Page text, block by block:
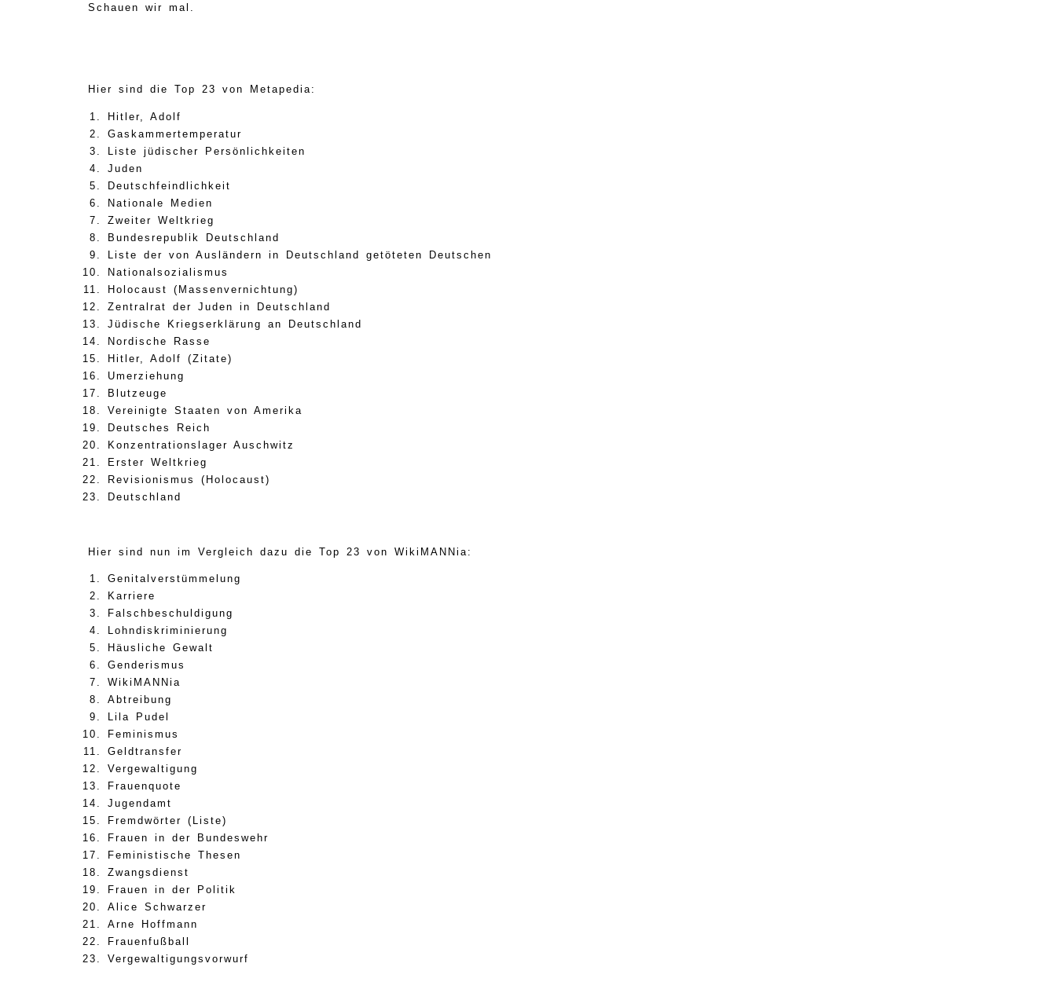
Schauen wir mal.
Hier sind die Top 23 von Metapedia:
Hitler, Adolf
Gaskammertemperatur
Liste jüdischer Persönlichkeiten
Juden
Deutschfeindlichkeit
Nationale Medien
Zweiter Weltkrieg
Bundesrepublik Deutschland
Liste der von Ausländern in Deutschland getöteten Deutschen
Nationalsozialismus
Holocaust (Massenvernichtung)
Zentralrat der Juden in Deutschland
Jüdische Kriegserklärung an Deutschland
Nordische Rasse
Hitler, Adolf (Zitate)
Umerziehung
Blutzeuge
Vereinigte Staaten von Amerika
Deutsches Reich
Konzentrationslager Auschwitz
Erster Weltkrieg
Revisionismus (Holocaust)
Deutschland
Hier sind nun im Vergleich dazu die Top 23 von WikiMANNia:
Genitalverstümmelung
Karriere
Falschbeschuldigung
Lohndiskriminierung
Häusliche Gewalt
Genderismus
WikiMANNia
Abtreibung
Lila Pudel
Feminismus
Geldtransfer
Vergewaltigung
Frauenquote
Jugendamt
Fremdwörter (Liste)
Frauen in der Bundeswehr
Feministische Thesen
Zwangsdienst
Frauen in der Politik
Alice Schwarzer
Arne Hoffmann
Frauenfußball
Vergewaltigungsvorwurf